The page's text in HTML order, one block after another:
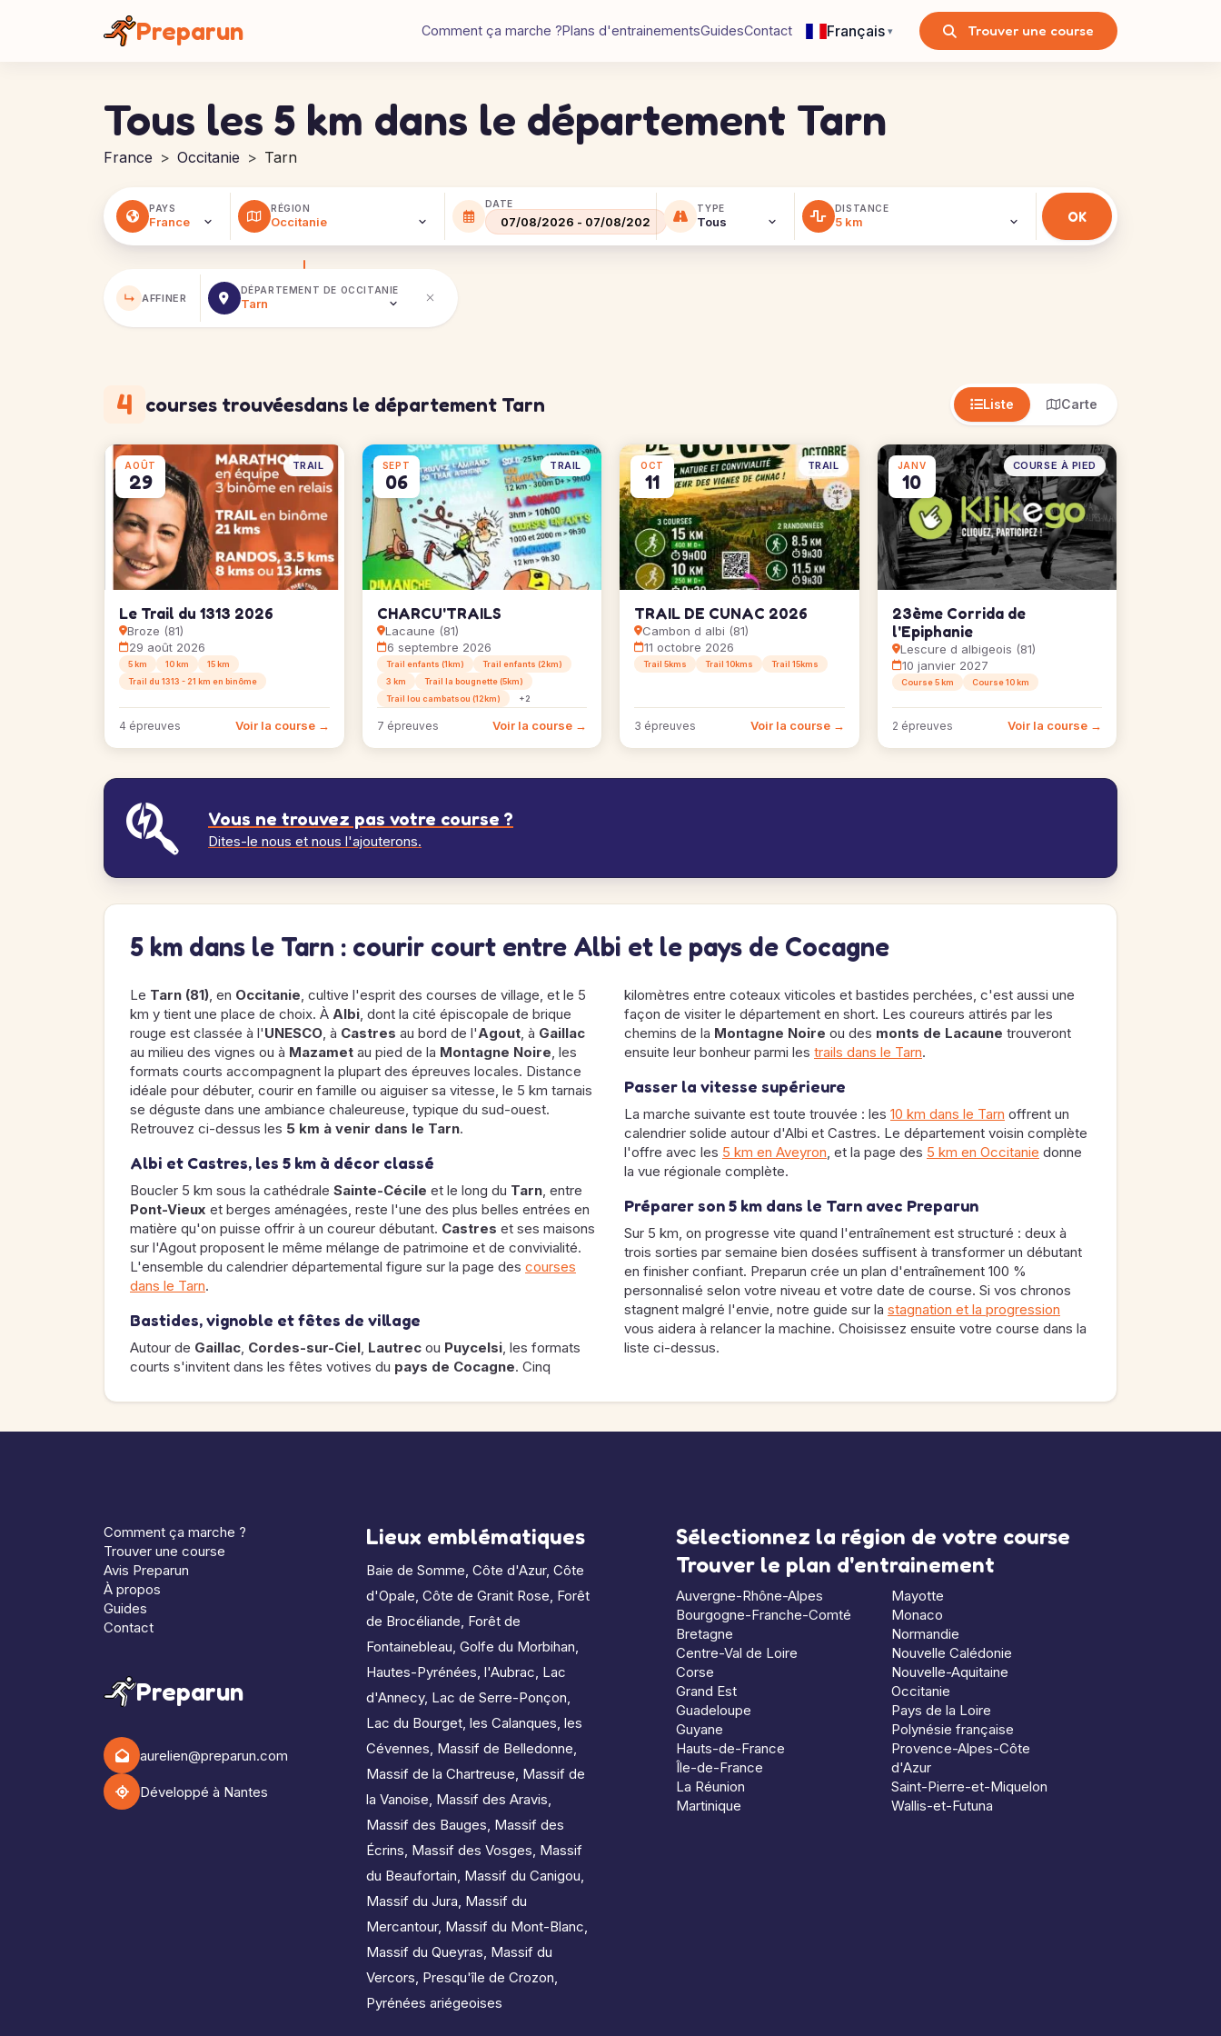
Preparun Comment ça marche ?Plans d'entrainementsGuidesContact Français ▾ Trouver une course
Tous les 5 km dans le département Tarn
France Occitanie Tarn
PAYS RÉGION DATE TYPE DISTANCE
↳ AFFINER
DÉPARTEMENT DE OCCITANIE
4 courses trouvéesdans le département Tarn Liste Carte
AOÛT
29
TRAIL
Le Trail du 1313 2026
Broze (81)
29 août 2026
5 km 10 km
15 km
Trail du 1313 - 21 km en binôme
4 épreuves Voir la course →
SEPT
06
TRAIL
CHARCU'TRAILS
Lacaune (81)
6 septembre 2026
Trail enfants (1km)
Trail enfants (2km)
3 km
Trail la bougnette (5km)
Trail lou cambatsou (12km)
+2
7 épreuves Voir la course →
OCT
11
TRAIL
TRAIL DE CUNAC 2026
Cambon d albi (81)
11 octobre 2026
Trail 5kms Trail 10kms Trail 15kms
3 épreuves Voir la course →
JANV
10
COURSE À PIED
23ème Corrida de
l'Epiphanie
Lescure d albigeois (81)
10 janvier 2027
Course 5 km Course 10 km
2 épreuves Voir la course →
Vous ne trouvez pas votre course ?
Dites-le nous et nous l'ajouterons.
5 km dans le Tarn : courir court entre Albi et le pays de Cocagne
Le Tarn (81), en Occitanie, cultive l'esprit des courses de village, et le 5
km y tient une place de choix. À Albi, dont la cité épiscopale de brique
rouge est classée à l'UNESCO, à Castres au bord de l'Agout, à Gaillac
au milieu des vignes ou à Mazamet au pied de la Montagne Noire, les
formats courts accompagnent la plupart des épreuves locales. Distance
idéale pour débuter, courir en famille ou aiguiser sa vitesse, le 5 km tarnais
se déguste dans une ambiance chaleureuse, typique du sud-ouest.
Retrouvez ci-dessus les 5 km à venir dans le Tarn.
Albi et Castres, les 5 km à décor classé
Boucler 5 km sous la cathédrale Sainte-Cécile et le long du Tarn, entre
Pont-Vieux et berges aménagées, reste l'une des plus belles entrées en
matière qu'on puisse offrir à un coureur débutant. Castres et ses maisons
sur l'Agout proposent le même mélange de patrimoine et de convivialité.
L'ensemble du calendrier départemental figure sur la page des courses
dans le Tarn.
Bastides, vignoble et fêtes de village
Autour de Gaillac, Cordes-sur-Ciel, Lautrec ou Puycelsi, les formats
courts s'invitent dans les fêtes votives du pays de Cocagne. Cinq
kilomètres entre coteaux viticoles et bastides perchées, c'est aussi une
façon de visiter le département en short. Les coureurs attirés par les
chemins de la Montagne Noire ou des monts de Lacaune trouveront
ensuite leur bonheur parmi les trails dans le Tarn.
Passer la vitesse supérieure
La marche suivante est toute trouvée : les 10 km dans le Tarn offrent un
calendrier solide autour d'Albi et Castres. Le département voisin complète
l'offre avec les 5 km en Aveyron, et la page des 5 km en Occitanie donne
la vue régionale complète.
Préparer son 5 km dans le Tarn avec Preparun
Sur 5 km, on progresse vite quand l'entraînement est structuré : deux à
trois sorties par semaine bien dosées suffisent à transformer un débutant
en finisher confiant. Preparun crée un plan d'entraînement 100 %
personnalisé selon votre niveau et votre date de course. Si vos chronos
stagnent malgré l'envie, notre guide sur la stagnation et la progression
vous aidera à relancer la machine. Choisissez ensuite votre course dans la
liste ci-dessus.
Comment ça marche ?
Trouver une course
Avis Preparun
À propos
Guides
Contact
Preparun
aurelien@preparun.com
Développé à Nantes
Lieux emblématiques
Baie de Somme, Côte d'Azur, Côte
d'Opale, Côte de Granit Rose, Forêt
de Brocéliande, Forêt de
Fontainebleau, Golfe du Morbihan,
Hautes-Pyrénées, l'Aubrac, Lac
d'Annecy, Lac de Serre-Ponçon,
Lac du Bourget, les Calanques, les
Cévennes, Massif de Belledonne,
Massif de la Chartreuse, Massif de
la Vanoise, Massif des Aravis,
Massif des Bauges, Massif des
Écrins, Massif des Vosges, Massif
du Beaufortain, Massif du Canigou,
Massif du Jura, Massif du
Mercantour, Massif du Mont-Blanc,
Massif du Queyras, Massif du
Vercors, Presqu'île de Crozon,
Pyrénées ariégeoises
Sélectionnez la région de votre course
Trouver le plan d'entrainement
Auvergne-Rhône-Alpes
Bourgogne-Franche-Comté
Bretagne
Centre-Val de Loire
Corse
Grand Est
Guadeloupe
Guyane
Hauts-de-France
Île-de-France
La Réunion
Martinique
Mayotte
Monaco
Normandie
Nouvelle Calédonie
Nouvelle-Aquitaine
Occitanie
Pays de la Loire
Polynésie française
Provence-Alpes-Côte
d'Azur
Saint-Pierre-et-Miquelon
Wallis-et-Futuna